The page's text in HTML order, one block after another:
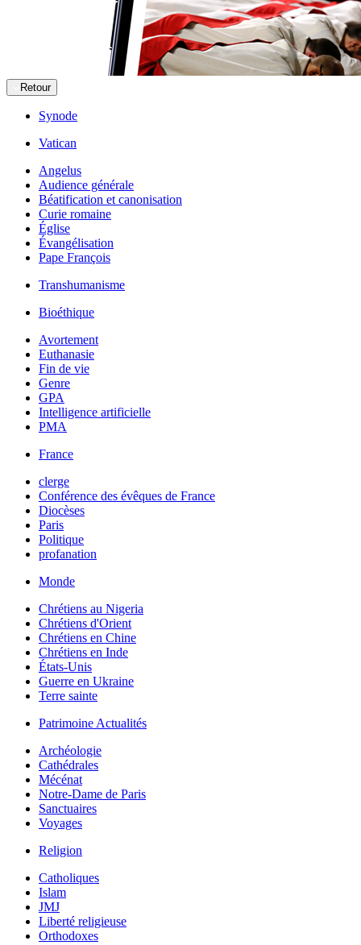
Retour
Synode
Vatican
Angelus
Audience générale
Béatification et canonisation
Curie romaine
Église
Évangélisation
Pape François
Transhumanisme
Bioéthique
Avortement
Euthanasie
Fin de vie
Genre
GPA
Intelligence artificielle
PMA
France
clerge
Conférence des évêques de France
Diocèses
Paris
Politique
profanation
Monde
Chrétiens au Nigeria
Chrétiens d'Orient
Chrétiens en Chine
Chrétiens en Inde
États-Unis
Guerre en Ukraine
Terre sainte
Patrimoine Actualités
Archéologie
Cathédrales
Mécénat
Notre-Dame de Paris
Sanctuaires
Voyages
Religion
Catholiques
Islam
JMJ
Liberté religieuse
Orthodoxes